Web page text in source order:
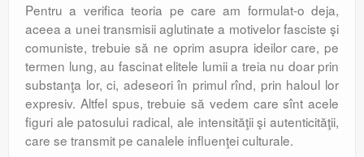
Pentru a verifica teoria pe care am formulat-o deja,
aceea a unei transmisii aglutinate a motivelor fasciste şi
comuniste, trebuie să ne oprim asupra ideilor care, pe
termen lung, au fascinat elitele lumii a treia nu doar prin
substanţa lor, ci, adeseori în primul rînd, prin haloul lor
expresiv. Altfel spus, trebuie să vedem care sînt acele
figuri ale patosului radical, ale intensităţii şi autenticităţii,
care se transmit pe canalele influenţei culturale.